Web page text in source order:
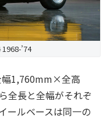
’74
1,760mm×全高
全長と全幅がそれぞ
ールベースは同一の